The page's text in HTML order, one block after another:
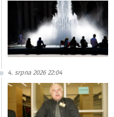
4. srpna 2026 22:04